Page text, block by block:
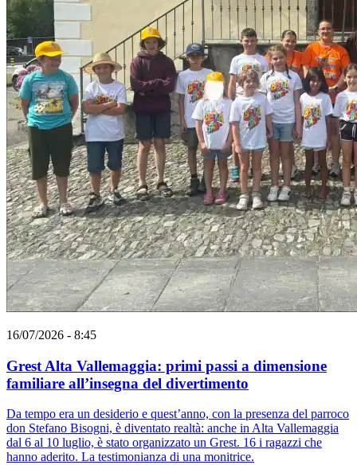
16/07/2026 - 8:45
Grest Alta Vallemaggia: primi passi a dimensione
familiare all’insegna del divertimento
Da tempo era un desiderio e quest’anno, con la presenza del parroco
don Stefano Bisogni, è diventato realtà: anche in Alta Vallemaggia
dal 6 al 10 luglio, è stato organizzato un Grest. 16 i ragazzi che
hanno aderito. La testimonianza di una monitrice.